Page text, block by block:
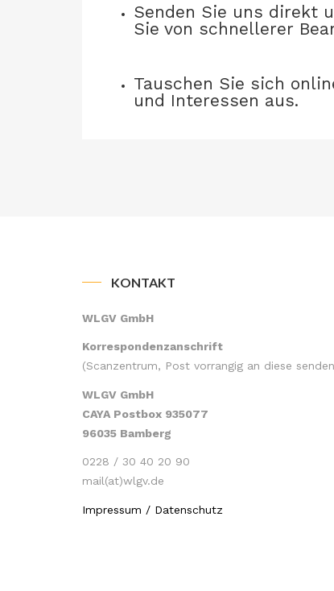
Senden Sie uns direkt
Sie von schnellerer
Tauschen Sie sich
und Interessen aus.
KONTAKT
WLGV GmbH
Korrespondenzanschrift
(Scanzentrum, Post vorrangig an diese
WLGV GmbH
CAYA Postbox 935077
96035 Bamberg
0228 / 30 40 20 90
mail(at)wlgv.de
Impressum / Datenschutz